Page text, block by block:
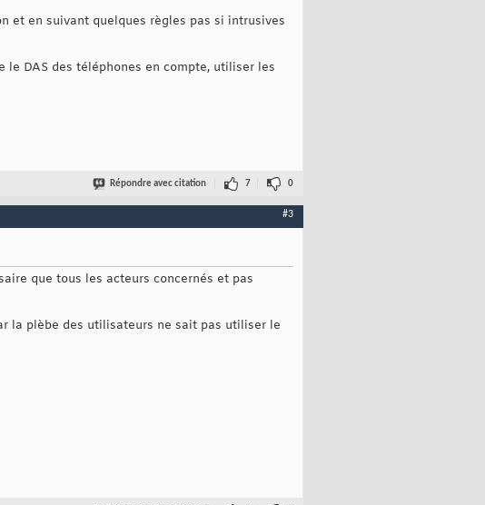
et en suivant quelques règles pas si intrusives
DAS des téléphones en compte, utiliser les
Répondre avec citation 7 0
#3
que tous les acteurs concernés et pas
la plèbe des utilisateurs ne sait pas utiliser le